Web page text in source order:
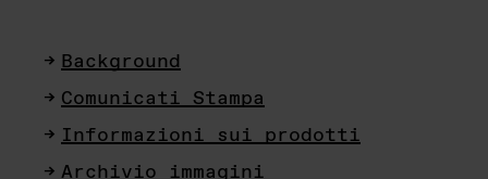
Background
Comunicati Stampa
Informazioni sui prodotti
Archivio immagini